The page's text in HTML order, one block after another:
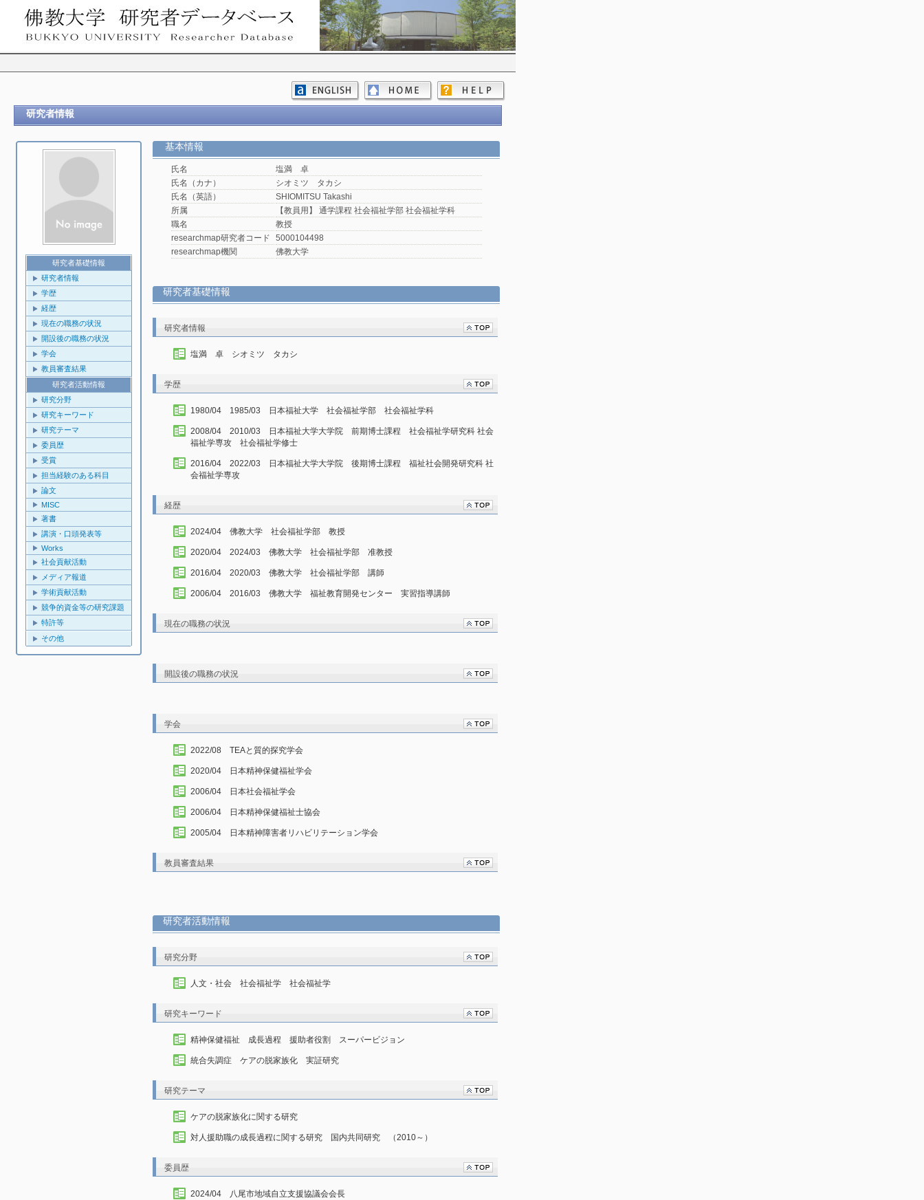
研究者情報
研究者基礎情報
研究者情報
学歴
経歴
現在の職務の状況
開設後の職務の状況
学会
教員審査結果
研究者活動情報
研究分野
研究キーワード
研究テーマ
委員歴
受賞
担当経験のある科目
論文
MISC
著書
講演・口頭発表等
Works
社会貢献活動
メディア報道
学術貢献活動
競争的資金等の研究課題
特許等
その他
基本情報
氏名
塩満 卓
氏名（カナ）
シオミツ タカシ
氏名（英語）
SHIOMITSU Takashi
所属
【教員用】 通学課程 社会福祉学部 社会福祉学科
職名
教授
researchmap研究者コード
5000104498
researchmap機関
佛教大学
研究者基礎情報
研究者情報
塩満 卓 シオミツ タカシ
学歴
1980/04 1985/03 日本福祉大学 社会福祉学部 社会福祉学科
2008/04 2010/03 日本福祉大学大学院 前期博士課程 社会福祉学研究科 社会
福祉学専攻 社会福祉学修士
2016/04 2022/03 日本福祉大学大学院 後期博士課程 福祉社会開発研究科 社
会福祉学専攻
経歴
2024/04 佛教大学 社会福祉学部 教授
2020/04 2024/03 佛教大学 社会福祉学部 准教授
2016/04 2020/03 佛教大学 社会福祉学部 講師
2006/04 2016/03 佛教大学 福祉教育開発センター 実習指導講師
現在の職務の状況
開設後の職務の状況
学会
2022/08 TEAと質的探究学会
2020/04 日本精神保健福祉学会
2006/04 日本社会福祉学会
2006/04 日本精神保健福祉士協会
2005/04 日本精神障害者リハビリテーション学会
教員審査結果
研究者活動情報
研究分野
人文・社会 社会福祉学 社会福祉学
研究キーワード
精神保健福祉 成長過程 援助者役割 スーパービジョン
統合失調症 ケアの脱家族化 実証研究
研究テーマ
ケアの脱家族化に関する研究
対人援助職の成長過程に関する研究 国内共同研究 （2010～）
委員歴
2024/04 八尾市地域自立支援協議会会長